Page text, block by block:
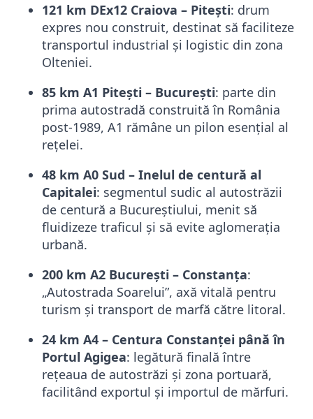
121 km DEx12 Craiova – Pitești: drum
expres nou construit, destinat să faciliteze
transportul industrial și logistic din zona
Olteniei.
85 km A1 Pitești – București: parte din
prima autostradă construită în România
post-1989, A1 rămâne un pilon esențial al
rețelei.
48 km A0 Sud – Inelul de centură al
Capitalei: segmentul sudic al autostrăzii
de centură a Bucureștiului, menit să
fluidizeze traficul și să evite aglomerația
urbană.
200 km A2 București – Constanța:
„Autostrada Soarelui”, axă vitală pentru
turism și transport de marfă către litoral.
24 km A4 – Centura Constanței până în
Portul Agigea: legătură finală între
rețeaua de autostrăzi și zona portuară,
facilitând exportul și importul de mărfuri.